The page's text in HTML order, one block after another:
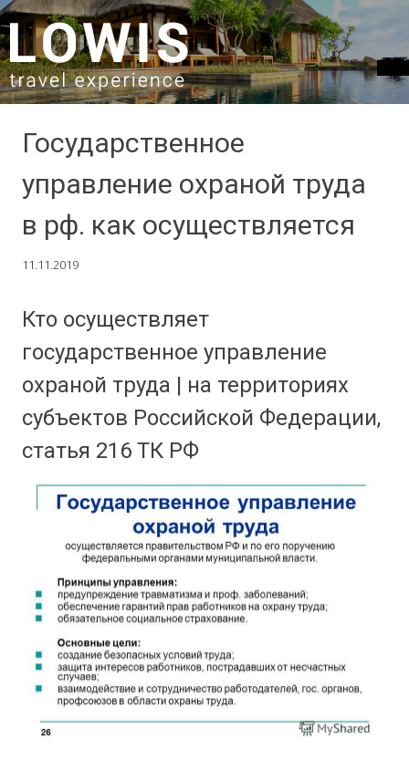
SKIP TO CONTENT
Государственное
управление охраной труда
в рф. как осуществляется
11.11.2019
Кто осуществляет
государственное управление
охраной труда | на территориях
субъектов Российской Федерации,
статья 216 ТК РФ